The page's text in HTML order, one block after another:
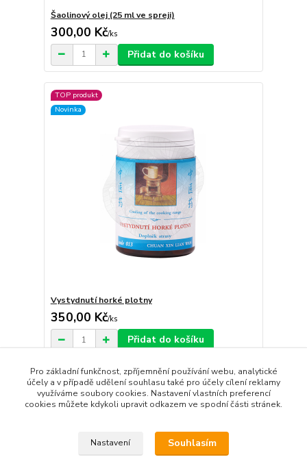
Šaolinový olej (25 ml ve spreji)
300,00 Kč/ks
Přidat do košíku
TOP produkt
Novinka
Vystydnutí horké plotny
350,00 Kč/ks
Přidat do košíku
strana z 1
Pro základní funkčnost, zpříjemnění používání webu, analytické
účely a v případě udělení souhlasu také pro účely cílení reklamy
využíváme soubory cookies. Nastavení vlastních preferencí
cookies můžete kdykoli upravit odkazem ve spodní části stránek.
Nastavení Souhlasím